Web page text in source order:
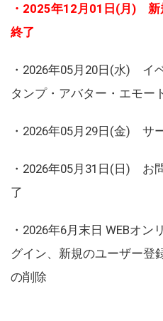
・2025年12月01日(月) 新
終了
・2026年05月20日(水) イ
タンプ・アバター・エモー
・2026年05月29日(金) サ
・2026年05月31日(日) お
了
・2026年6月末日 WEBオ
グイン、新規のユーザー登
の削除